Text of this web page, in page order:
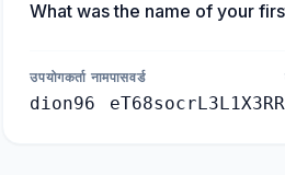
What was the name of your
उपयोगकर्ता नाम
dion96
पासवर्ड
eT68socrL3L1X3RR